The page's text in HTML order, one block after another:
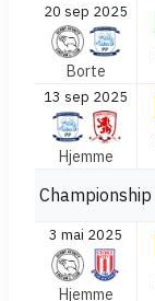
20 sep 2025
Borte
13 sep 2025
Hjemme
Championship
3 mai 2025
Hjemme